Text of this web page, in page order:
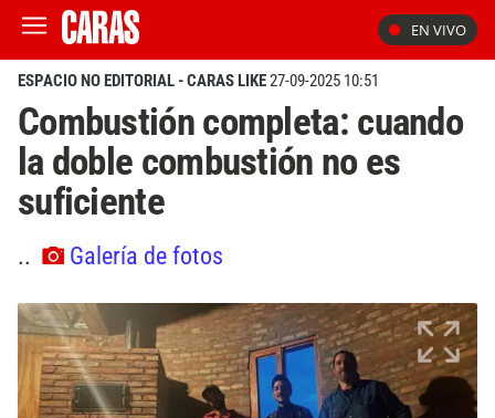
EN VIVO
ESPACIO NO EDITORIAL - CARAS LIKE27-09-2025 10:51
Combustión completa: cuando
la doble combustión no es
suficiente
.. Galería de fotos